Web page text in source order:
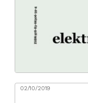
02/10/2019